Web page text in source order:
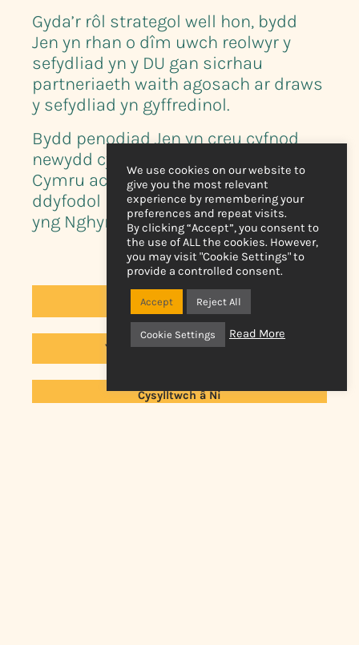
Gyda’r rôl strategol well hon, bydd
Jen yn rhan o dîm uwch reolwyr y
sefydliad yn y DU gan sicrhau
partneriaeth waith agosach ar draws
y sefydliad yn gyffredinol.
Bydd penodiad Jen yn creu cyfnod
newydd cyffrous i Live Music Now
Cymru ac edrychwn ymlaen at
ddyfodol newydd, cyffrous i’r elusen
yng Nghymru.”
Astudiaethau achos
Ymunwch â'n rhestr bostio
Cysylltwch â Ni
We use cookies on our website to
give you the most relevant
experience by remembering your
preferences and repeat visits.
By clicking “Accept”, you consent to
the use of ALL the cookies. However,
you may visit "Cookie Settings" to
provide a controlled consent.
Accept Reject All
Cookie Settings Read More